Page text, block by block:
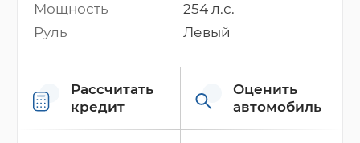
Мощность
254 л.с.
Руль
Левый
Рассчитать
кредит
Оценить
автомобиль